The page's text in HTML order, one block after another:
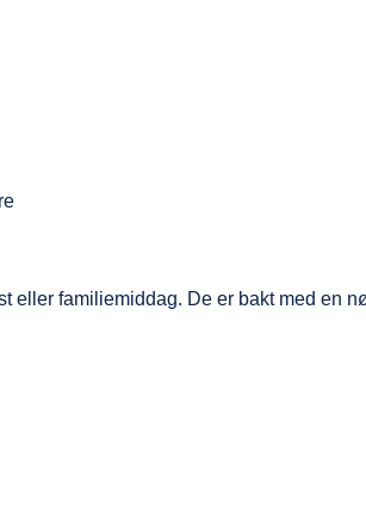
familiemiddag. De er bakt med en